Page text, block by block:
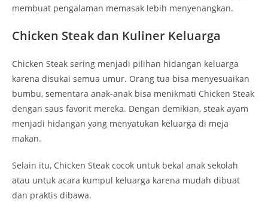
membuat pengalaman memasak lebih menyenangkan.
Chicken Steak dan Kuliner Keluarga
Chicken Steak sering menjadi pilihan hidangan keluarga
karena disukai semua umur. Orang tua bisa menyesuaikan
bumbu, sementara anak-anak bisa menikmati Chicken Steak
dengan saus favorit mereka. Dengan demikian, steak ayam
menjadi hidangan yang menyatukan keluarga di meja
makan.
Selain itu, Chicken Steak cocok untuk bekal anak sekolah
atau untuk acara kumpul keluarga karena mudah dibuat
dan praktis dibawa.